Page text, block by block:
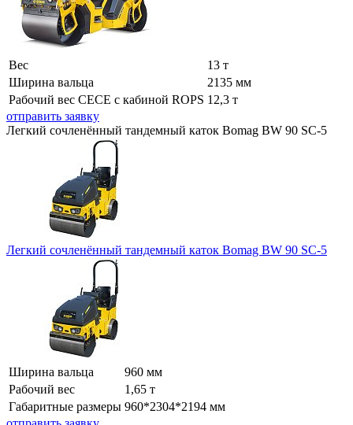
Вес
13 т
Ширина вальца
2135 мм
Рабочий вес СЕСЕ с кабиной ROPS 12,3 т
отправить заявку
Легкий сочленённый тандемный каток Bomag BW 90 SC-5
Легкий сочленённый тандемный каток Bomag BW 90 SC-5
Ширина вальца
960 мм
Рабочий вес
1,65 т
Габаритные размеры 960*2304*2194 мм